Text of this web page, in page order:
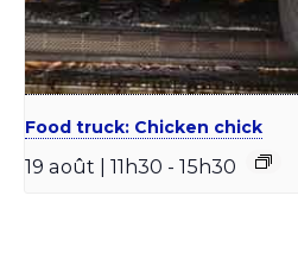
Food truck: Chicken chick
19 août | 11h30 - 15h30